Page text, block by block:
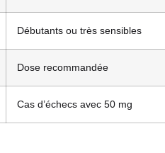
Débutants ou très sensibles
Dose recommandée
Cas d’échecs avec 50 mg